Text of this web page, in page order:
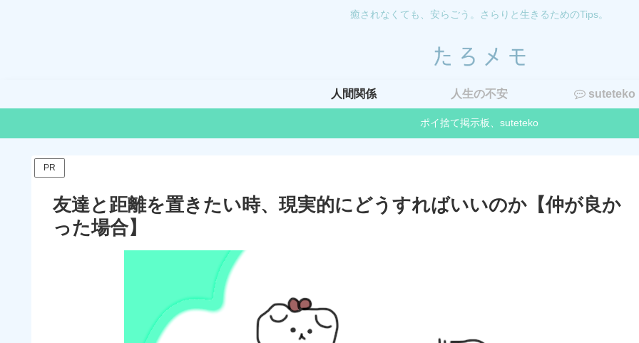
癒されなくても、安らごう。さらりと生きるためのTips。
人間関係 人生の不安 suteteko
ポイ捨て掲示板、suteteko
PR
友達と距離を置きたい時、現実的にどうすればいいのか【仲が良か
った場合】